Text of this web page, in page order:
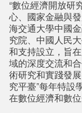
“數位經濟開放研
心、國家金融與
海交通大學中國
究院、中國人民
和支持設立，旨
域的深度交流和
術研究和實踐發
究平臺”每年特設
在數位經濟和數